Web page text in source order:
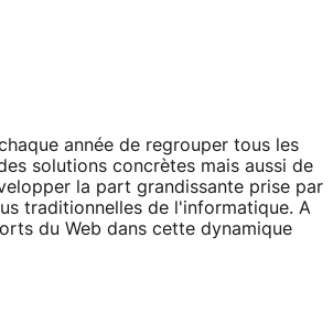
année de regrouper tous les
solutions concrètes mais aussi de
la part grandissante prise par
traditionnelles de l'informatique. A
du Web dans cette dynamique